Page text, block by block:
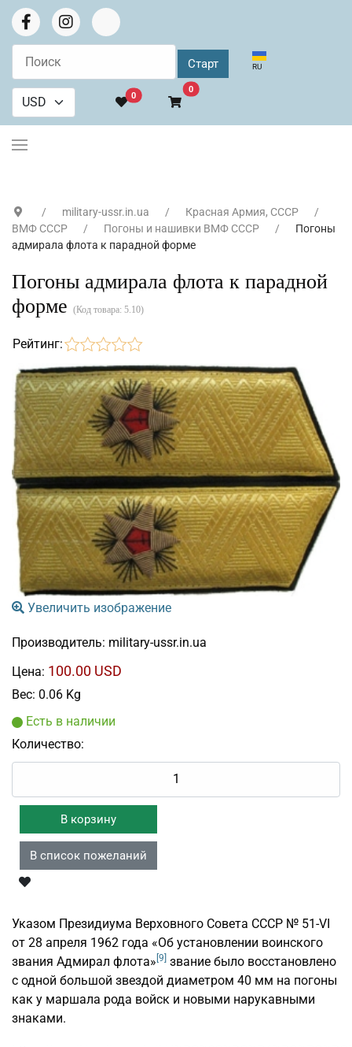
Выберите язык
RU
0
0В корзину
military-ussr.in.ua
Красная Армия, СССР
ВМФ СССР
Погоны и нашивки ВМФ СССР
Погоны
адмирала флота к парадной форме
Погоны адмирала флота к парадной
форме (Код товара: 5.10)
Рейтинг:
Увеличить изображение
Производитель: military-ussr.in.ua
Цена: 100.00 USD
Вес: 0.06 Kg
Есть в наличии
Количество:
Указом Президиума Верховного Совета СССР № 51-VI
от 28 апреля 1962 года «Об установлении воинского
звания Адмирал флота» [9] звание было восстановлено
с одной большой звездой диаметром 40 мм на погоны
как у маршала рода войск и новыми нарукавными
знаками.